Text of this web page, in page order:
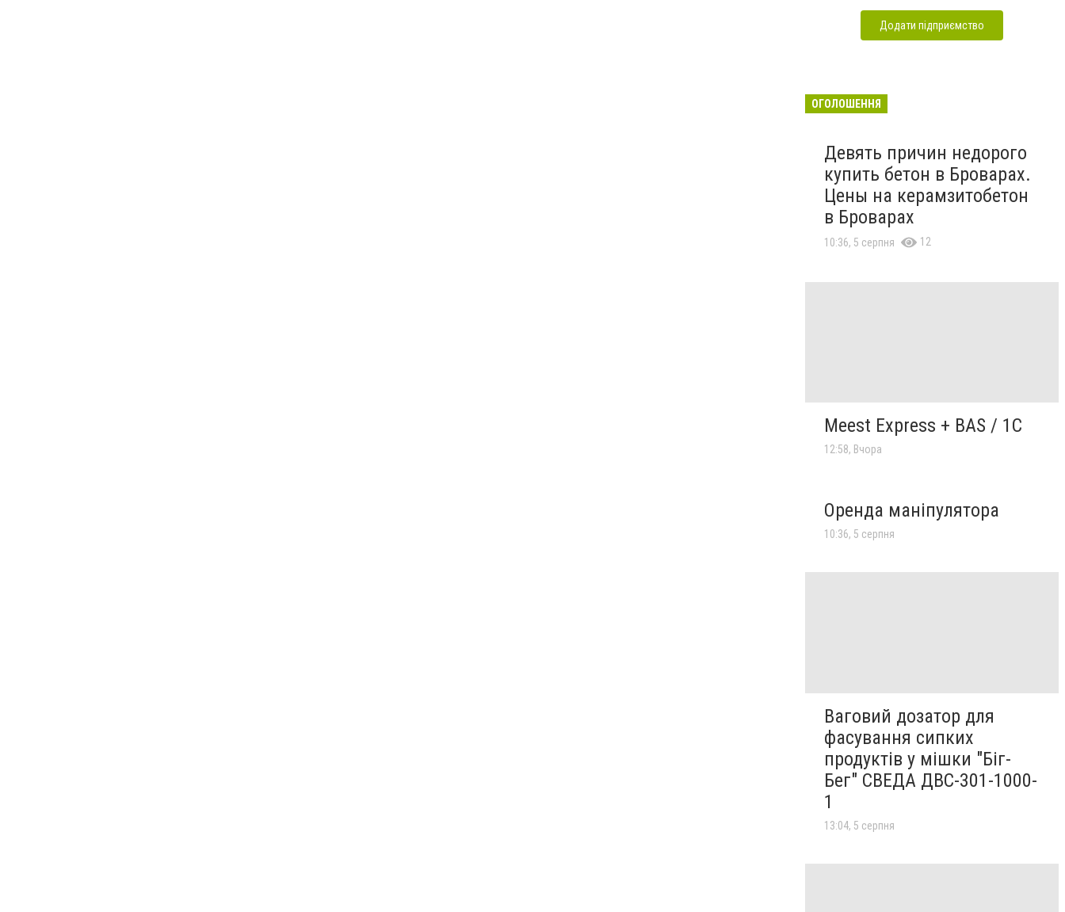
Додати підприємство
ОГОЛОШЕННЯ
Девять причин недорого
купить бетон в Броварах.
Цены на керамзитобетон
в Броварах
10:36, 5 серпня 12
Meest Express + BAS / 1C
12:58, Вчора
Оренда маніпулятора
10:36, 5 серпня
Ваговий дозатор для
фасування сипких
продуктів у мішки "Біг-
Бег" СВЕДА ДВС-301-1000-
1
13:04, 5 серпня